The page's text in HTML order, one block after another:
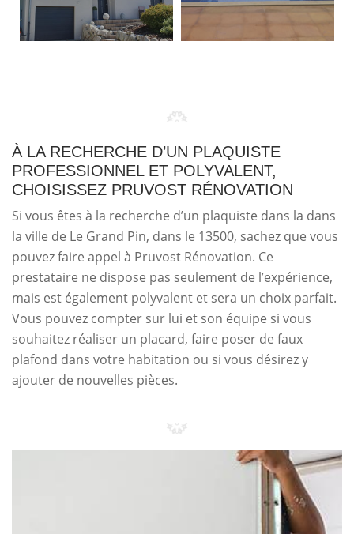
À LA RECHERCHE D’UN PLAQUISTE
PROFESSIONNEL ET POLYVALENT,
CHOISISSEZ PRUVOST RÉNOVATION
Si vous êtes à la recherche d’un plaquiste dans la dans
la ville de Le Grand Pin, dans le 13500, sachez que vous
pouvez faire appel à Pruvost Rénovation. Ce
prestataire ne dispose pas seulement de l’expérience,
mais est également polyvalent et sera un choix parfait.
Vous pouvez compter sur lui et son équipe si vous
souhaitez réaliser un placard, faire poser de faux
plafond dans votre habitation ou si vous désirez y
ajouter de nouvelles pièces.